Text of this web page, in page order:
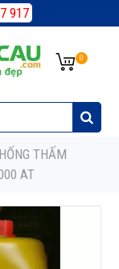
917
0
THẤM
AT